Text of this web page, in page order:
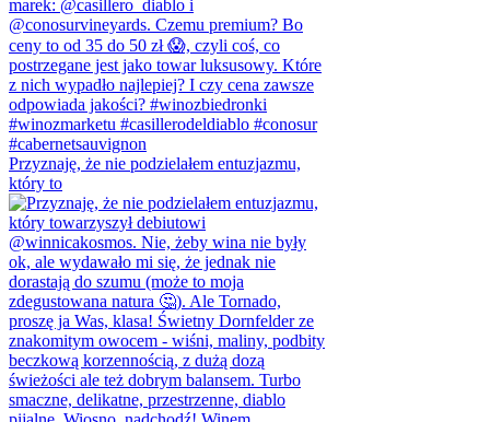
Przyznaję, że nie podzielałem entuzjazmu,
który to